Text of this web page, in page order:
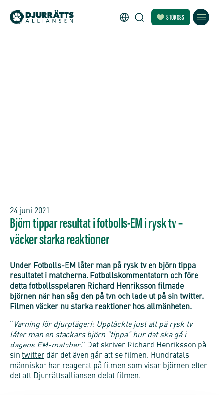
STÖD OSS
24 juni 2021
Björn tippar resultat i fotbolls-EM i rysk tv –
väcker starka reaktioner
Under Fotbolls-EM låter man på rysk tv en björn tippa
resultatet i matcherna. Fotbollskommentatorn och före
detta fotbollsspelaren Richard Henriksson filmade
björnen när han såg den på tvn och lade ut på sin twitter.
Filmen väcker nu starka reaktioner hos allmänheten.
” Varning för djurplågeri: Upptäckte just att på rysk tv
låter man en stackars björn ”tippa” hur det ska gå i
dagens EM-matcher.” Det skriver Richard Henriksson på
sin twitter där det även går att se filmen. Hundratals
människor har reagerat på filmen som visar björnen efter
det att Djurrättsalliansen delat filmen.